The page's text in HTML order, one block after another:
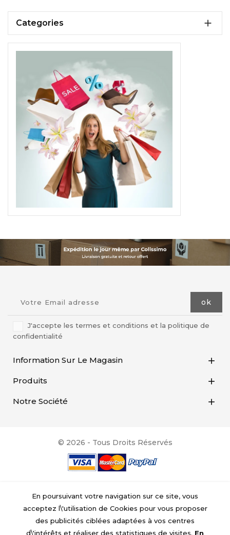
Categories 
J'accepte les termes et conditions et la politique de
confidentialité
Information Sur Le Magasin 
Produits 
Notre Société 
© 2026 - Tous Droits Réservés
En poursuivant votre navigation sur ce site, vous
acceptez l\'utilisation de Cookies pour vous proposer
des publicités ciblées adaptées à vos centres
d\'intérêts et réaliser des statistiques de visites. En